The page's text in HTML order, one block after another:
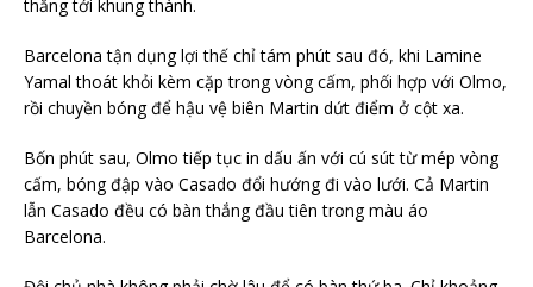
thẳng tới khung thành.
Barcelona tận dụng lợi thế chỉ tám phút sau đó, khi Lamine
Yamal thoát khỏi kèm cặp trong vòng cấm, phối hợp với Olmo,
rồi chuyền bóng để hậu vệ biên Martin dứt điểm ở cột xa.
Bốn phút sau, Olmo tiếp tục in dấu ấn với cú sút từ mép vòng
cấm, bóng đập vào Casado đổi hướng đi vào lưới. Cả Martin
lẫn Casado đều có bàn thắng đầu tiên trong màu áo
Barcelona.